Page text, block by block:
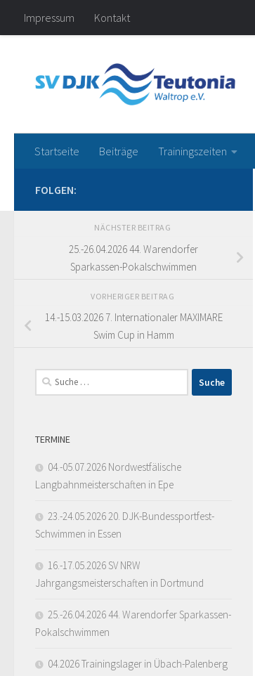
Zum Inhalt springen
Impressum Kontakt
Startseite Beiträge Trainingszeiten
FOLGEN:
NÄCHSTER BEITRAG
25.-26.04.2026 44. Warendorfer
Sparkassen-Pokalschwimmen
VORHERIGER BEITRAG
14.-15.03.2026 7. Internationaler MAXIMARE
Swim Cup in Hamm
Suche
nach:
TERMINE
04.-05.07.2026 Nordwestfälische
Langbahnmeisterschaften in Epe
23.-24.05.2026 20. DJK-Bundessportfest-
Schwimmen in Essen
16.-17.05.2026 SV NRW
Jahrgangsmeisterschaften in Dortmund
25.-26.04.2026 44. Warendorfer Sparkassen-
Pokalschwimmen
04.2026 Trainingslager in Übach-Palenberg